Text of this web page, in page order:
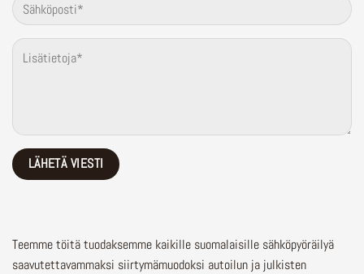
Teemme töitä tuodaksemme kaikille suomalaisille sähköpyöräilyä
saavutettavammaksi siirtymämuodoksi autoilun ja julkisten